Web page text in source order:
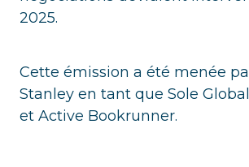
2025.
Cette émission a été menée
Stanley en tant que Sole
et Active Bookrunner.